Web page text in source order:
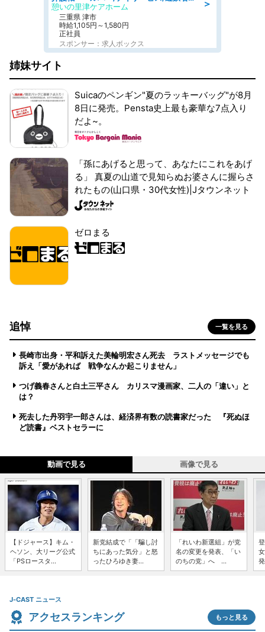
＞
憩いの里津ケアホーム
三重県 津市
時給1,105円～1,580円
正社員
スポンサー：求人ボックス
姉妹サイト
Suicaのペンギン"夏のラッキーバッグ"が8月
8日に発売。Pensta史上最も豪華な7点入り
だよ~。
「孫にあげると思って、あなたにこれをあげ
る」 真夏の山道で見知らぬお婆さんに握らさ
れたもの(山口県・30代女性)|Jタウンネット
ゼロまる
追悼 一覧を見る
長崎市出身・平和訴えた美輪明宏さん死去 ラストメッセージでも
訴え「愛があれば 戦争なんか起こりません」
つげ義春さんと白土三平さん カリスマ漫画家、二人の「違い」と
は？
死去した丹羽宇一郎さんは、経済界有数の読書家だった 『死ぬほ
ど読書』ベストセラーに
動画で見る 画像で見る
【ドジャース】キム・
ヘソン、大リーグ公式
「PSロースタ...
新党結成で「「騙し討
ちにあった気分」と怒
ったひろゆき妻...
「れいわ新選組」が党
名の変更を発表、「い
のちの党」へ ...
J-CAST ニュース
アクセスランキング もっと見る